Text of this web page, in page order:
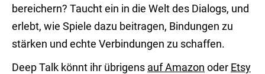
bereichern? Taucht ein in die Welt des Dialogs, und
erlebt, wie Spiele dazu beitragen, Bindungen zu
stärken und echte Verbindungen zu schaffen.
Deep Talk könnt ihr übrigens auf Amazon oder Etsy